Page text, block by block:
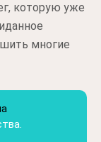
которую уже
многие